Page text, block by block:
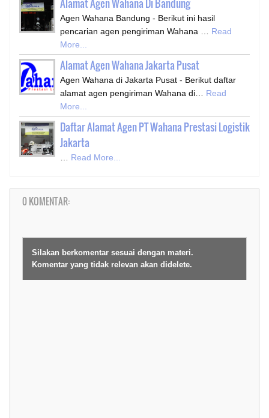
Alamat Agen Wahana Di Bandung
Agen Wahana Bandung - Berikut ini hasil
pencarian agen pengiriman Wahana …
Read
More...
Alamat Agen Wahana Jakarta Pusat
Agen Wahana di Jakarta Pusat - Berikut daftar
alamat agen pengiriman Wahana di…
Read
More...
Daftar Alamat Agen PT Wahana Prestasi Logistik
Jakarta
Read More...
0 KOMENTAR:
Silakan berkomentar sesuai dengan materi.
Komentar yang tidak relevan akan didelete.